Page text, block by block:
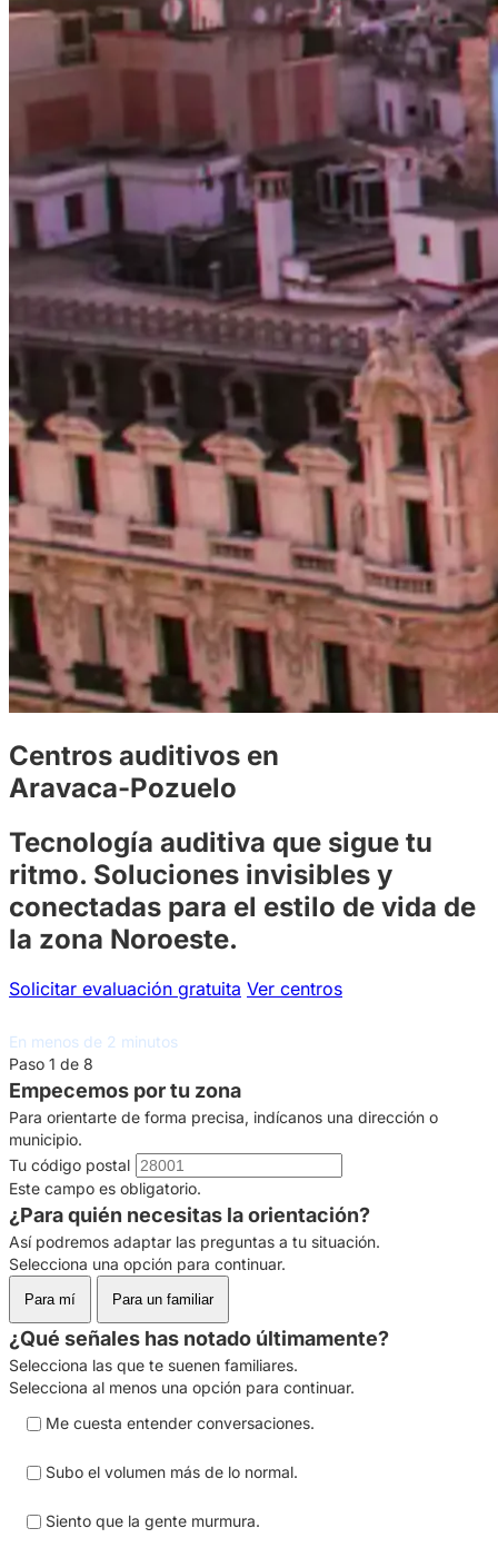
Centros auditivos en
Aravaca-Pozuelo
Tecnología auditiva que sigue tu
ritmo. Soluciones invisibles y
conectadas para el estilo de vida de
la zona Noroeste.
Solicitar evaluación gratuita Ver centros
En menos de 2 minutos
Paso 1 de 8
Empecemos por tu zona
Para orientarte de forma precisa, indícanos una dirección o
municipio.
Tu código postal
Este campo es obligatorio.
¿Para quién necesitas la orientación?
Así podremos adaptar las preguntas a tu situación.
Selecciona una opción para continuar.
Para mí Para un familiar
¿Qué señales has notado últimamente?
Selecciona las que te suenen familiares.
Selecciona al menos una opción para continuar.
Me cuesta entender conversaciones.
Subo el volumen más de lo normal.
Siento que la gente murmura.